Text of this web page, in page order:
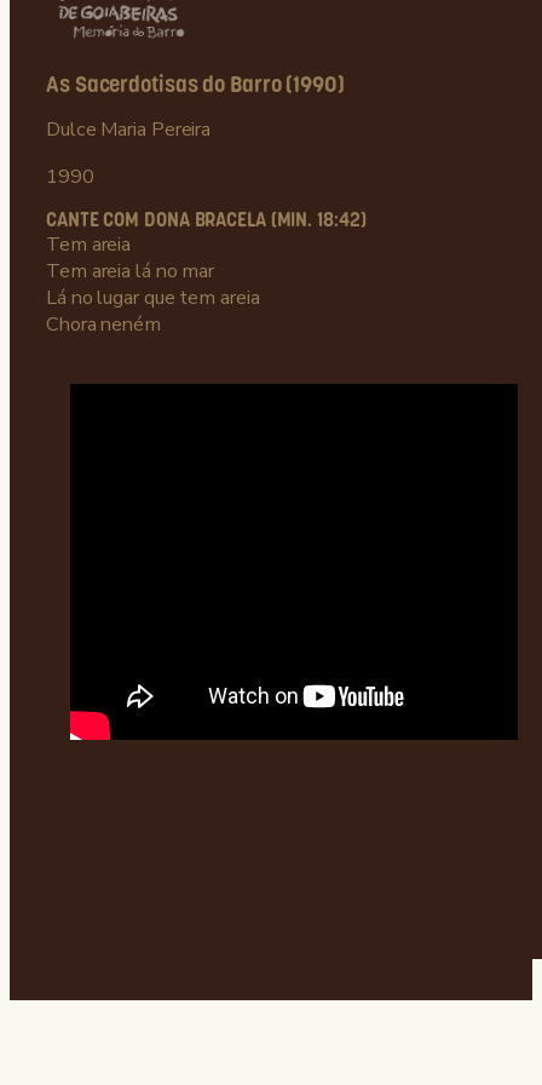
As Sacerdotisas do Barro (1990)
Dulce Maria Pereira
1990
CANTE COM DONA BRACELA (MIN. 18:42)
Tem areia
Tem areia lá no mar
Lá no lugar que tem areia
Chora neném